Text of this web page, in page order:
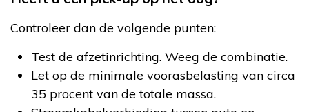
Controleer dan de volgende punten:
Test de afzetinrichting. Weeg de combinatie.
Let op de minimale voorasbelasting van circa
35 procent van de totale massa.